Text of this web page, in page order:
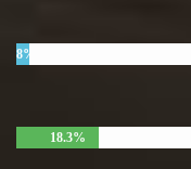
8%
18.3%